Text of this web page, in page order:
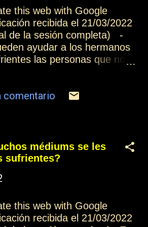
amor, la relación que
ellos os potenciará el amor.
la experiencia,
un importante recurso en
tendréis la oportunidad
this web with Google
recibida el 21/03/2022
de la sesión completa) -
ayudar a los hermanos
las personas que no
en el plano espiritual. Y
encarnados o
aquellos hermanos con los
Y cuando Jesús,
maravillosa enseñanza deja
de dar a quien pide, y
de un modo consciente
comentario
médiums se les
sufrientes?
this web with Google
recibida el 21/03/2022